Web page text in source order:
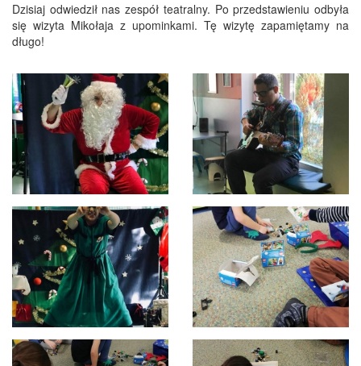
Dzisiaj odwiedził nas zespół teatralny. Po przedstawieniu odbyła
się wizyta Mikołaja z upominkami. Tę wizytę zapamiętamy na
długo!